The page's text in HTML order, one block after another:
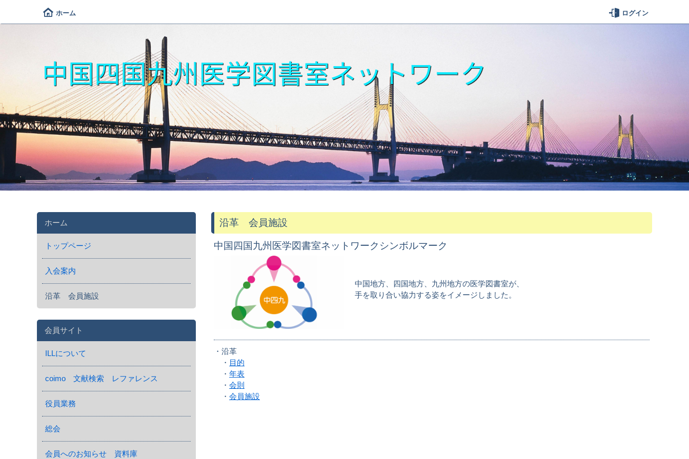
中国四国九州医学図書室ネットワーク
ホーム
トップページ
入会案内
沿革 会員施設
会員サイト
ILLについて
coimo 文献検索 レファレンス
役員業務
総会
会員へのお知らせ 資料庫
沿革 会員施設
中国四国九州医学図書室ネットワークシンボルマーク
中国地方、四国地方、九州地方の医学図書室が、
手を取り合い協力する姿をイメージしました。
・沿革
・ 目的
・ 年表
・ 会則
・ 会員施設
ホーム ログイン